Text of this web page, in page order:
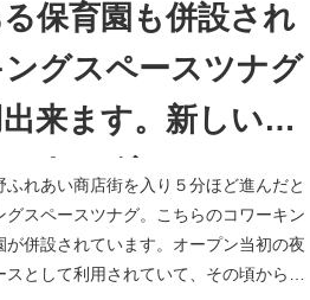
保育園も併設され
グスペースツナグ
来ます。新しいタ
キングスペースで
れあい商店街を入り５分ほど進んだと
グスペースツナグ。こちらのコワーキン
が併設されています。オープン当初の夜
として利用されていて、その頃から気